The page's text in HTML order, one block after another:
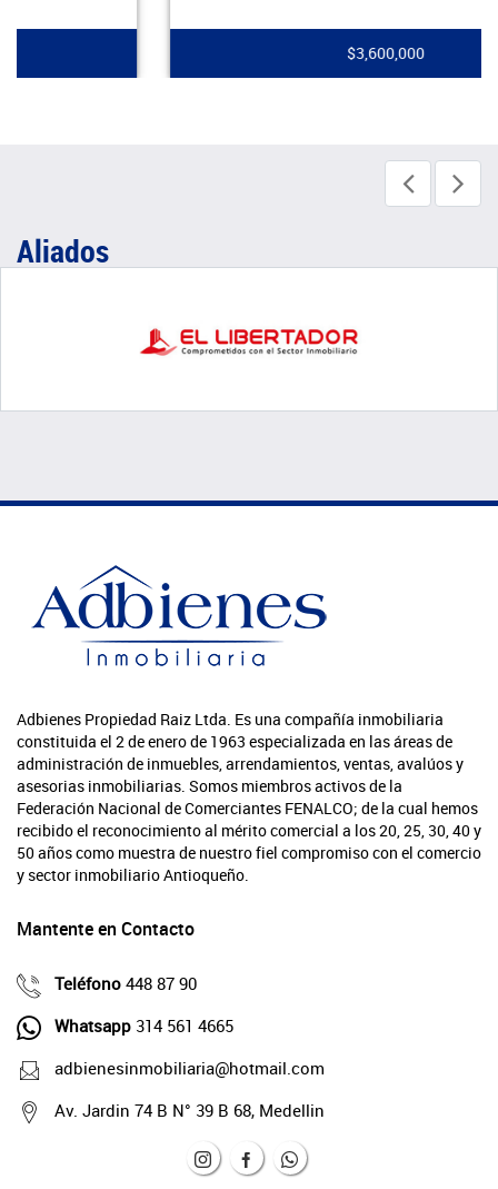
Aliados
Adbienes Propiedad Raiz Ltda. Es una compañía inmobiliaria
constituida el 2 de enero de 1963 especializada en las áreas de
administración de inmuebles, arrendamientos, ventas, avalúos y
asesorias inmobiliarias. Somos miembros activos de la
Federación Nacional de Comerciantes FENALCO; de la cual hemos
recibido el reconocimiento al mérito comercial a los 20, 25, 30, 40 y
50 años como muestra de nuestro fiel compromiso con el comercio
y sector inmobiliario Antioqueño.
Mantente en Contacto
Teléfono 448 87 90
Whatsapp 314 561 4665
adbienesinmobiliaria@hotmail.com
Av. Jardin 74 B N° 39 B 68, Medellin